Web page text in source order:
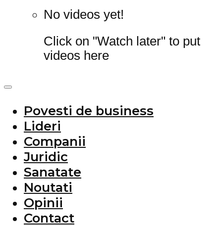
No videos yet!
Click on "Watch later" to put
videos here
Povesti de business
Lideri
Companii
Juridic
Sanatate
Noutati
Opinii
Contact